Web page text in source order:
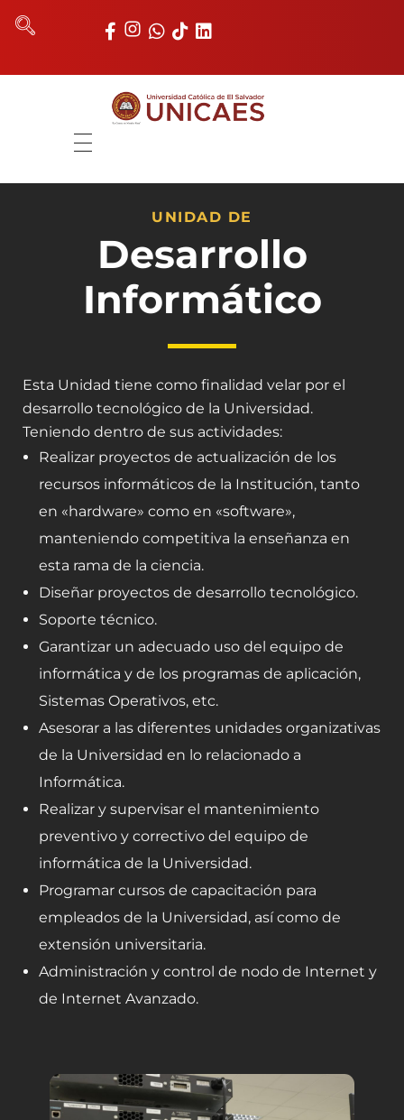
NOSOTROS
AUTORIDADES
FACULTADES
UNIDADES
NOTICIAS
VALORES MORALES
UNIDAD DE
Desarrollo
Informático
Esta Unidad tiene como finalidad velar por el
desarrollo tecnológico de la Universidad.
Teniendo dentro de sus actividades:
Realizar proyectos de actualización de los
recursos informáticos de la Institución, tanto
en «hardware» como en «software»,
manteniendo competitiva la enseñanza en
esta rama de la ciencia.
Diseñar proyectos de desarrollo tecnológico.
Soporte técnico.
Garantizar un adecuado uso del equipo de
informática y de los programas de aplicación,
Sistemas Operativos, etc.
Asesorar a las diferentes unidades organizativas
de la Universidad en lo relacionado a
Informática.
Realizar y supervisar el mantenimiento
preventivo y correctivo del equipo de
informática de la Universidad.
Programar cursos de capacitación para
empleados de la Universidad, así como de
extensión universitaria.
Administración y control de nodo de Internet y
de Internet Avanzado.